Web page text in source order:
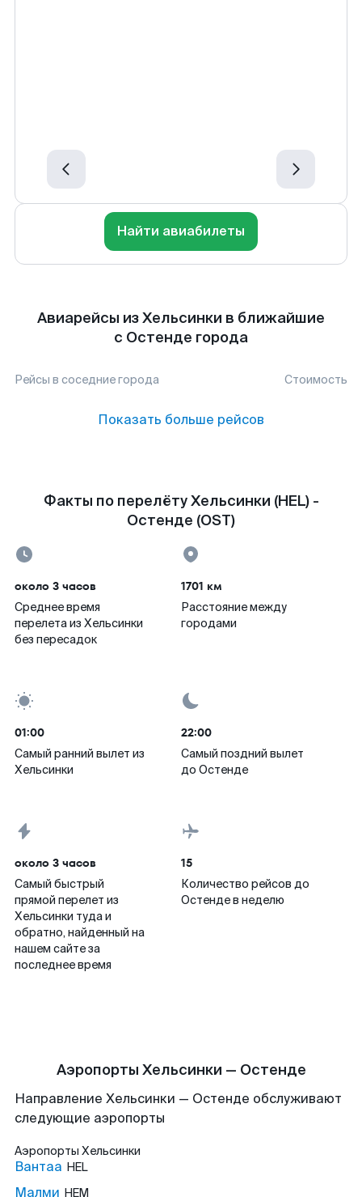
Найти авиабилеты
Авиарейсы из Хельсинки в ближайшие
с Остенде города
Рейсы в соседние города Стоимость
Показать больше рейсов
Факты по перелёту Хельсинки (HEL) -
Остенде (OST)
около 3 часов
Среднее время
перелета из Хельсинки
без пересадок
1701 км
Расстояние между
городами
01:00
Самый ранний вылет из
Хельсинки
22:00
Самый поздний вылет
до Остенде
около 3 часов
Самый быстрый
прямой перелет из
Хельсинки туда и
обратно, найденный на
нашем сайте за
последнее время
15
Количество рейсов до
Остенде в неделю
Аэропорты Хельсинки — Остенде
Направление Хельсинки — Остенде обслуживают
следующие аэропорты
Аэропорты Хельсинки
Вантаа HEL
Малми HEM